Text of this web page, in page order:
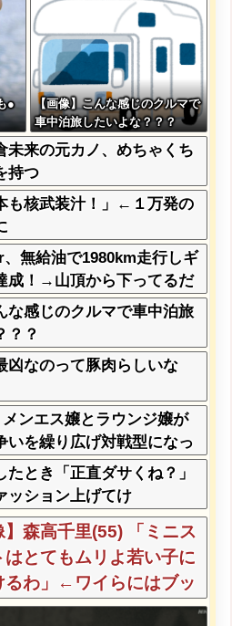
●
【画像】こんな感じのクルマで
車中泊旅したいよな？？？
未来の元カノ、めちゃくち
持つ
も核武装汁！」←１万発の
、無給油で1980km走行しギ
成！→山頂から下ってるだ
な感じのクルマで車中泊旅
？？
凶なのって豚肉らしいな
メンエス嬢とラウンジ嬢が
いを繰り広げ対戦型になっ
w w w w w w
たとき「正直ダサくね？」
ッション上げてけ
】森高千里(55) 「ミニス
はとてもムリよ若い子に
るわ」←ワイらにはブッ
まくってしまうw w w w